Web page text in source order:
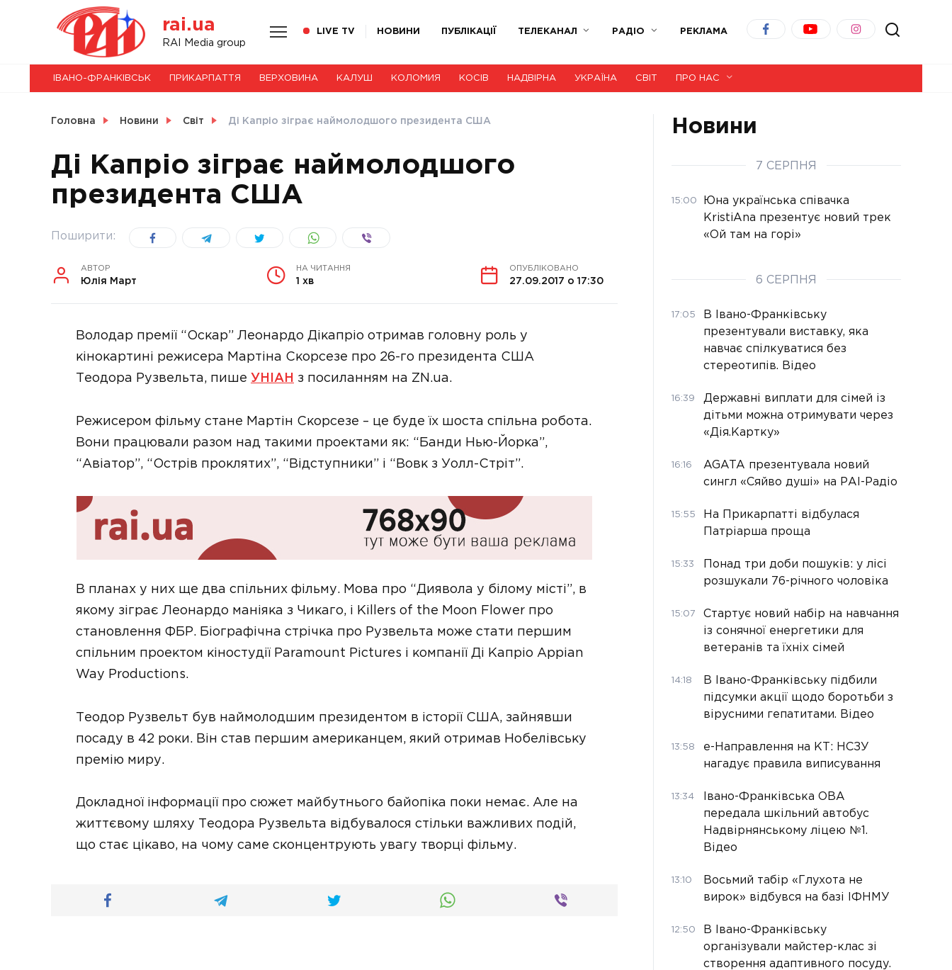
rai.ua
RAI Media group
LIVE TV НОВИНИ ПУБЛІКАЦІЇ ТЕЛЕКАНАЛ РАДІО РЕКЛАМА
НОВИНИ
СВІТ
УКРАЇНА
ІВАНО-ФРАНКІВСЬК ПРИКАРПАТТЯ ВЕРХОВИНА КАЛУШ КОЛОМИЯ КОСІВ НАДВІРНА УКРАЇНА СВІТ ПРО НАС
Головна Новини Світ Ді Капріо зіграє наймолодшого президента США
Ді Капріо зіграє наймолодшого
президента США
Поширити:
АВТОР
Юлія Март
НА ЧИТАННЯ
1 хв
ОПУБЛІКОВАНО
27.09.2017 о 17:30
Володар премії “Оскар” Леонардо Дікапріо отримав головну роль у
кінокартині режисера Мартіна Скорсезе про 26-го президента США
Теодора Рузвельта, пише УНІАН з посиланням на ZN.ua.
Режисером фільму стане Мартін Скорсезе – це буде їх шоста спільна робота.
Вони працювали разом над такими проектами як: “Банди Нью-Йорка”,
“Авіатор”, “Острів проклятих”, “Відступники” і “Вовк з Уолл-Стріт”.
В планах у них ще два спільних фільму. Мова про “Диявола у білому місті”, в
якому зіграє Леонардо маніяка з Чикаго, і Killers of the Moon Flower про
становлення ФБР. Біографічна стрічка про Рузвельта може стати першим
спільним проектом кіностудії Paramount Pictures і компанії Ді Капріо Appian
Way Productions.
Теодор Рузвельт був наймолодшим президентом в історії США, зайнявши
посаду в 42 роки. Він став першим американцем, який отримав Нобелівську
премію миру.
Докладної інформації про сюжет майбутнього байопіка поки немає. Але на
життєвому шляху Теодора Рузвельта відбувалося стільки важливих подій,
що стає цікаво, на чому саме сконцентрують увагу творці фільму.
Новини
7 СЕРПНЯ
15:00
Юна українська співачка
KristiAna презентує новий трек
«Ой там на горі»
6 СЕРПНЯ
17:05
В Івано-Франківську
презентували виставку, яка
навчає спілкуватися без
стереотипів. Відео
16:39
Державні виплати для сімей із
дітьми можна отримувати через
«Дія.Картку»
16:16
AGATA презентувала новий
сингл «Сяйво душі» на РАІ-Радіо
15:55
На Прикарпатті відбулася
Патріарша проща
15:33
Понад три доби пошуків: у лісі
розшукали 76-річного чоловіка
15:07
Стартує новий набір на навчання
із сонячної енергетики для
ветеранів та їхніх сімей
14:18
В Івано-Франківську підбили
підсумки акції щодо боротьби з
вірусними гепатитами. Відео
13:58
е-Направлення на КТ: НСЗУ
нагадує правила виписування
13:34
Івано-Франківська ОВА
передала шкільний автобус
Надвірнянському ліцею №1.
Відео
13:10
Восьмий табір «Глухота не
вирок» відбувся на базі ІФНМУ
12:50
В Івано-Франківську
організували майстер-клас зі
створення адаптивного посуду.